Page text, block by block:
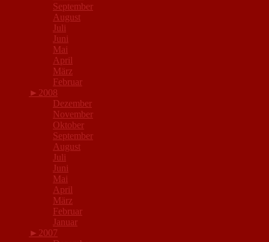
September
August
Juli
Juni
Mai
April
März
Februar
► 2008
Dezember
November
Oktober
September
August
Juli
Juni
Mai
April
März
Februar
Januar
► 2007